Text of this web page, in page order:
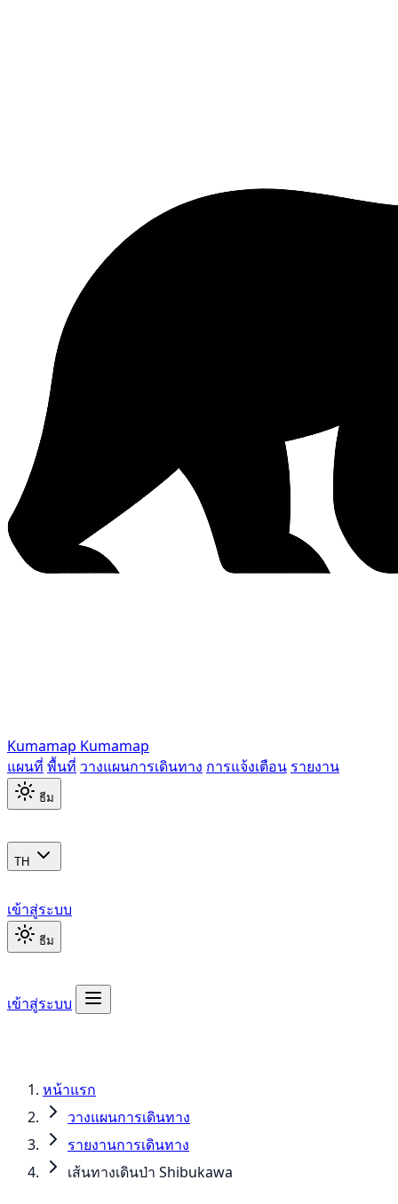
Kumamap Kumamap
แผนที่ พื้นที่ วางแผนการเดินทาง การแจ้งเตือน รายงาน
ธีม
TH
เข้าสู่ระบบ
ธีม
เข้าสู่ระบบ
หน้าแรก
วางแผนการเดินทาง
รายงานการเดินทาง
เส้นทางเดินป่า Shibukawa